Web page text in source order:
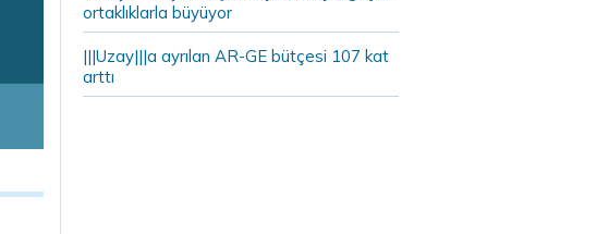
ortaklıklarla büyüyor
|||Uzay|||a ayrılan AR-GE bütçesi 107 kat
arttı